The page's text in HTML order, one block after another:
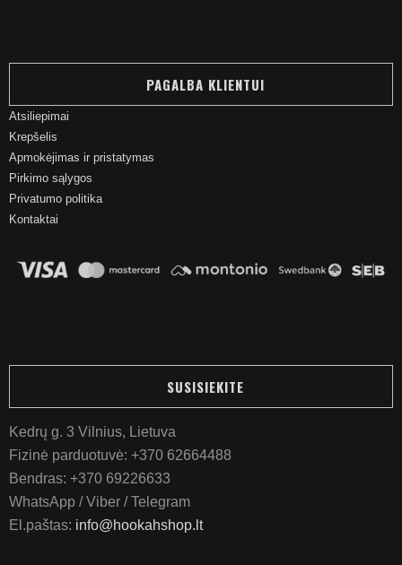
PAGALBA KLIENTUI
Atsiliepimai
Krepšelis
Apmokėjimas ir pristatymas
Pirkimo sąlygos
Privatumo politika
Kontaktai
SUSISIEKITE
Kedrų g. 3 Vilnius, Lietuva
Fizinė parduotuvė: +370 62664488
Bendras: +370 69226633
WhatsApp / Viber / Telegram
El.paštas: info@hookahshop.lt